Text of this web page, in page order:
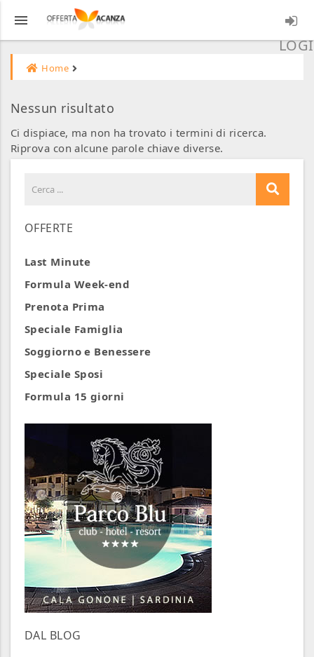
menu
Home
Nessun risultato
Ci dispiace, ma non ha trovato i termini di ricerca.
Riprova con alcune parole chiave diverse.
OFFERTE
Last Minute
Formula Week-end
Prenota Prima
Speciale Famiglia
Soggiorno e Benessere
Speciale Sposi
Formula 15 giorni
DAL BLOG